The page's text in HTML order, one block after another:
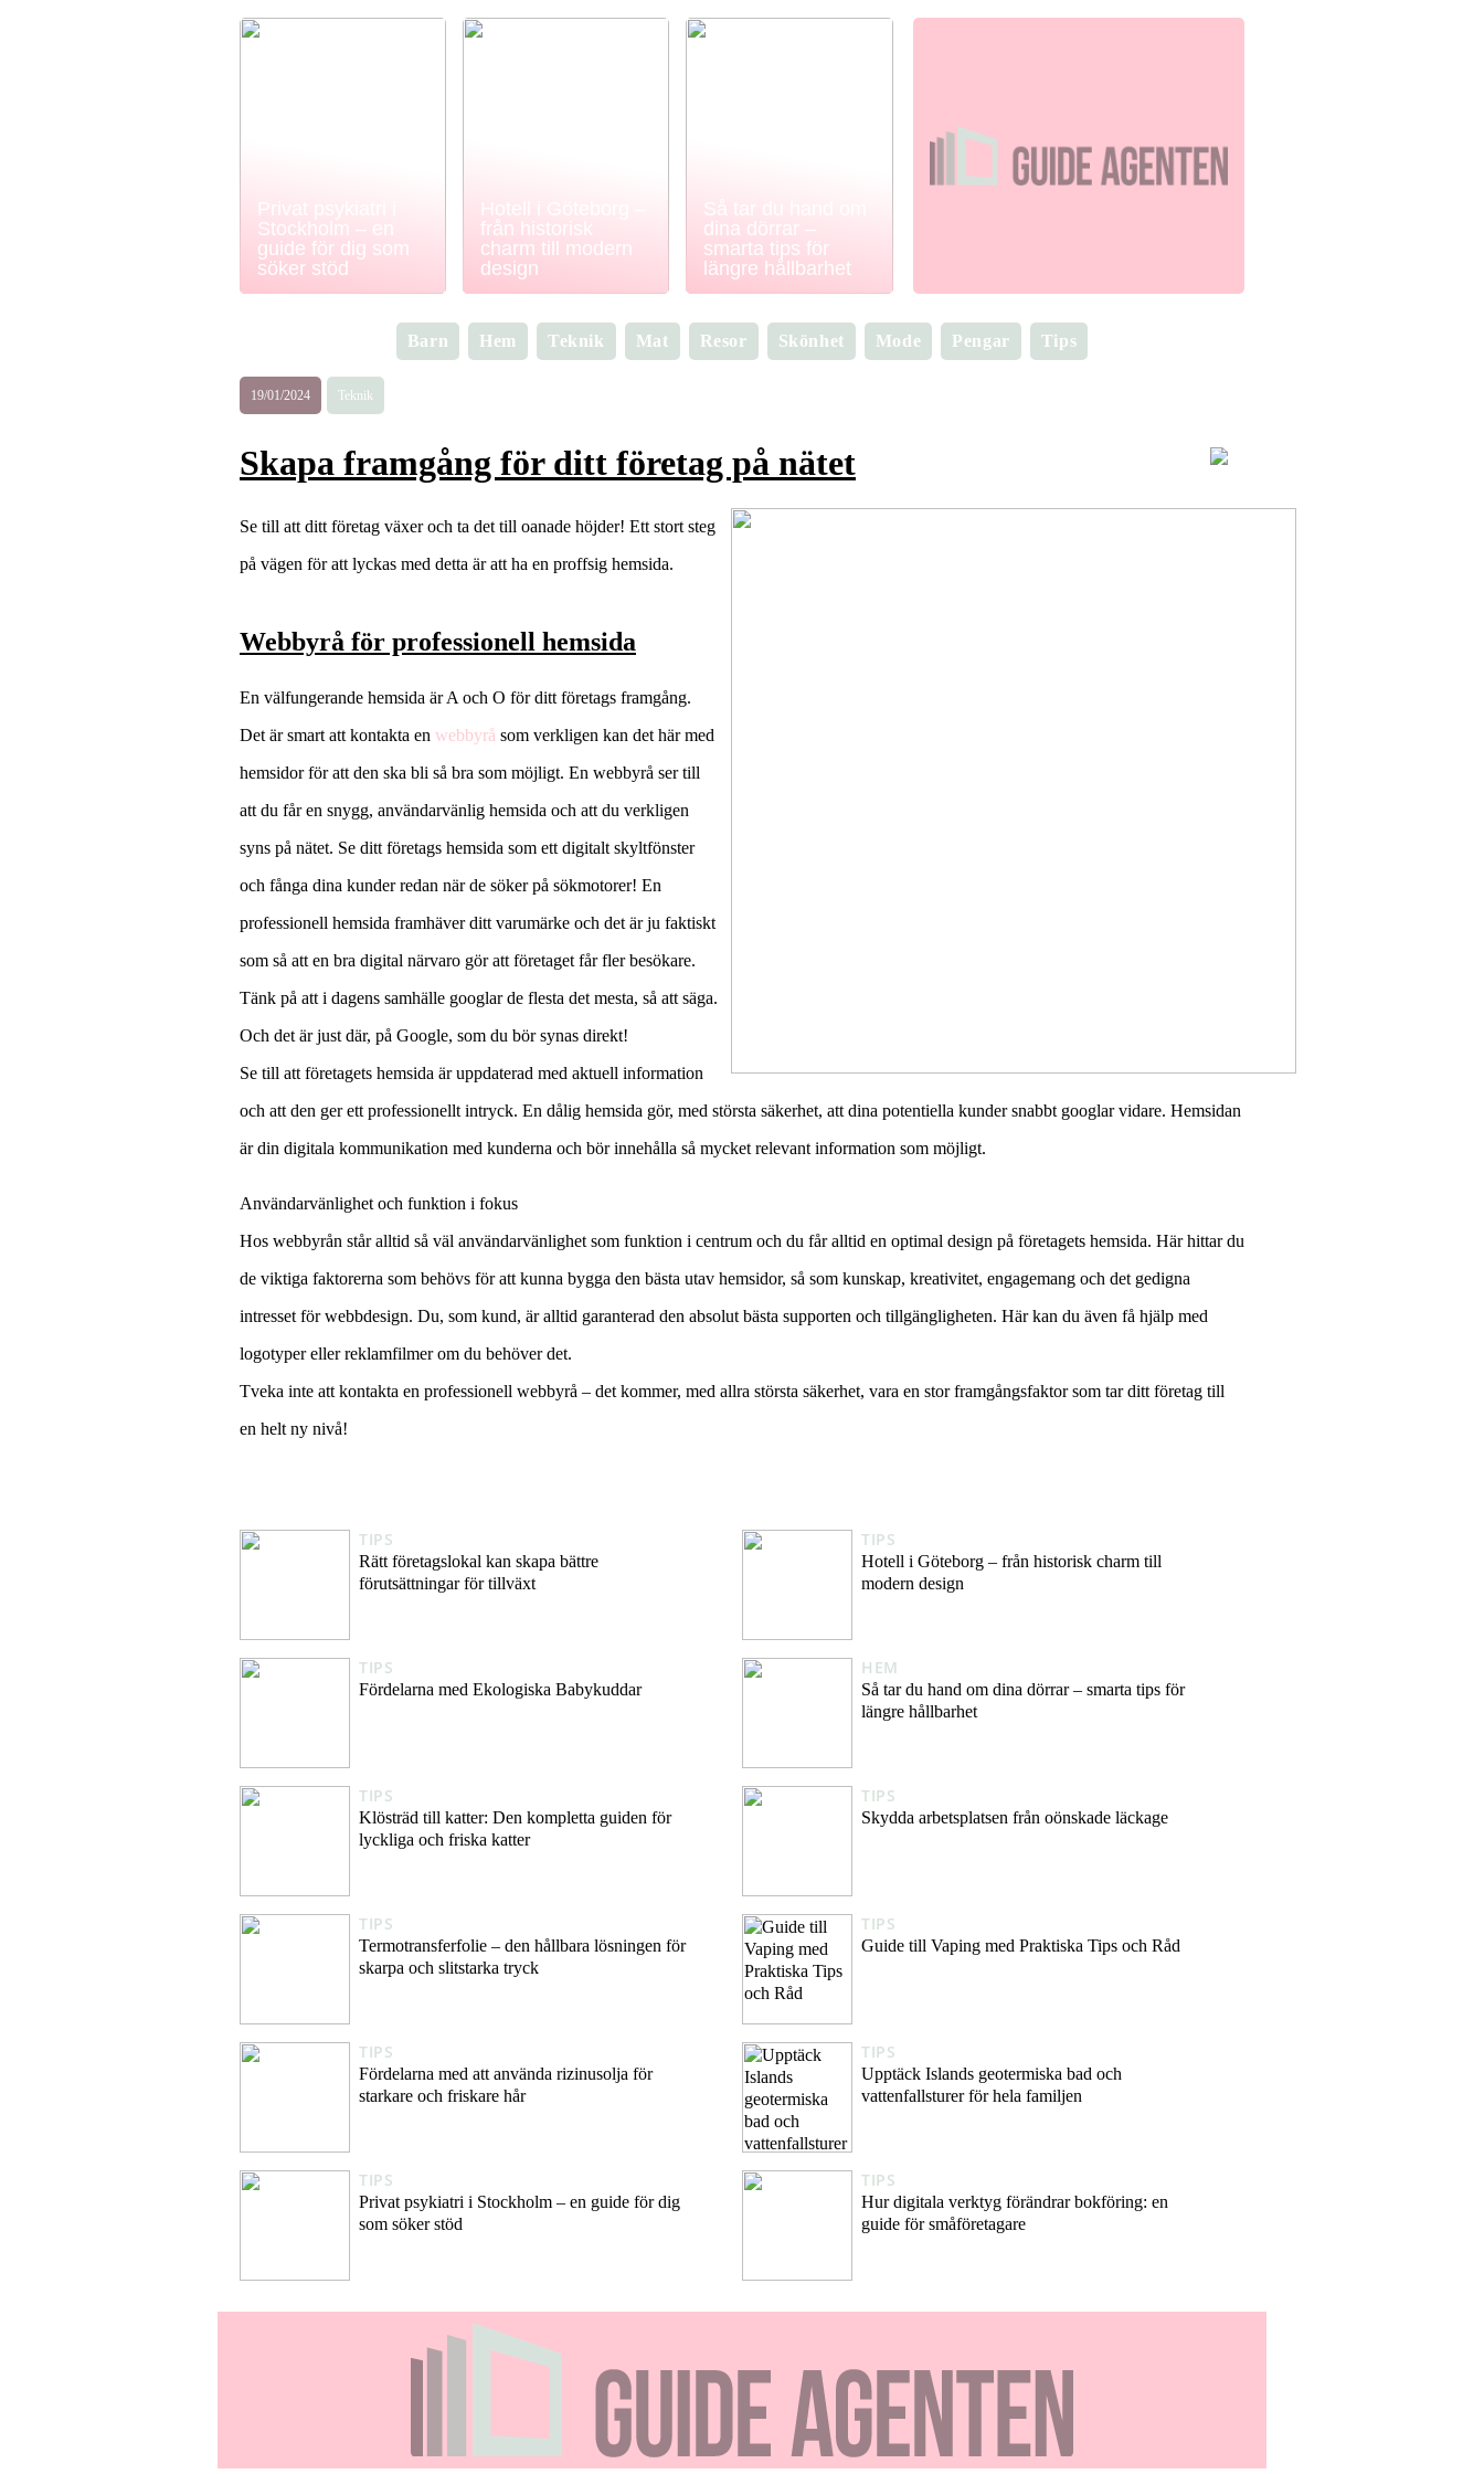
Privat psykiatri i
Stockholm – en
guide för dig som
söker stöd
Hotell i Göteborg –
från historisk
charm till modern
design
Så tar du hand om
dina dörrar –
smarta tips för
längre hållbarhet
Barn Hem Teknik Mat Resor Skönhet Mode Pengar Tips
19/01/2024 Teknik
Skapa framgång för ditt företag på nätet
Se till att ditt företag växer och ta det till oanade höjder! Ett stort steg
på vägen för att lyckas med detta är att ha en proffsig hemsida.
Webbyrå för professionell hemsida
En välfungerande hemsida är A och O för ditt företags framgång.
Det är smart att kontakta en webbyrå som verkligen kan det här med
hemsidor för att den ska bli så bra som möjligt. En webbyrå ser till
att du får en snygg, användarvänlig hemsida och att du verkligen
syns på nätet. Se ditt företags hemsida som ett digitalt skyltfönster
och fånga dina kunder redan när de söker på sökmotorer! En
professionell hemsida framhäver ditt varumärke och det är ju faktiskt
som så att en bra digital närvaro gör att företaget får fler besökare.
Tänk på att i dagens samhälle googlar de flesta det mesta, så att säga.
Och det är just där, på Google, som du bör synas direkt!
Se till att företagets hemsida är uppdaterad med aktuell information
och att den ger ett professionellt intryck. En dålig hemsida gör, med största säkerhet, att dina potentiella kunder snabbt googlar vidare. Hemsidan
är din digitala kommunikation med kunderna och bör innehålla så mycket relevant information som möjligt.
Användarvänlighet och funktion i fokus
Hos webbyrån står alltid så väl användarvänlighet som funktion i centrum och du får alltid en optimal design på företagets hemsida. Här hittar du
de viktiga faktorerna som behövs för att kunna bygga den bästa utav hemsidor, så som kunskap, kreativitet, engagemang och det gedigna
intresset för webbdesign. Du, som kund, är alltid garanterad den absolut bästa supporten och tillgängligheten. Här kan du även få hjälp med
logotyper eller reklamfilmer om du behöver det.
Tveka inte att kontakta en professionell webbyrå – det kommer, med allra största säkerhet, vara en stor framgångsfaktor som tar ditt företag till
en helt ny nivå!
TIPS
Rätt företagslokal kan skapa bättre
förutsättningar för tillväxt
TIPS
Fördelarna med Ekologiska Babykuddar
TIPS
Klösträd till katter: Den kompletta guiden för
lyckliga och friska katter
TIPS
Termotransferfolie – den hållbara lösningen för
skarpa och slitstarka tryck
TIPS
Fördelarna med att använda rizinusolja för
starkare och friskare hår
TIPS
Privat psykiatri i Stockholm – en guide för dig
som söker stöd
TIPS
Hotell i Göteborg – från historisk charm till
modern design
HEM
Så tar du hand om dina dörrar – smarta tips för
längre hållbarhet
TIPS
Skydda arbetsplatsen från oönskade läckage
TIPS
Guide till Vaping med Praktiska Tips och Råd
TIPS
Upptäck Islands geotermiska bad och
vattenfallsturer för hela familjen
TIPS
Hur digitala verktyg förändrar bokföring: en
guide för småföretagare
Skydda
arbetsplatsen från